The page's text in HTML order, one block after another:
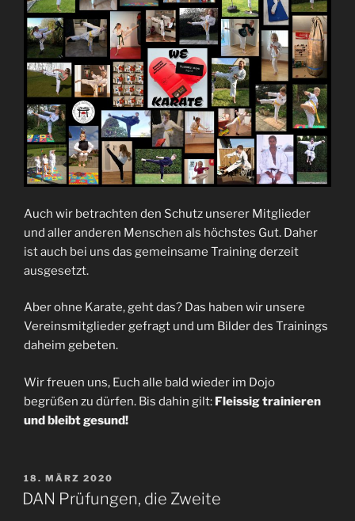
Auch wir betrachten den Schutz unserer Mitglieder
und aller anderen Menschen als höchstes Gut. Daher
ist auch bei uns das gemeinsame Training derzeit
ausgesetzt.
Aber ohne Karate, geht das? Das haben wir unsere
Vereinsmitglieder gefragt und um Bilder des Trainings
daheim gebeten.
Wir freuen uns, Euch alle bald wieder im Dojo
begrüßen zu dürfen. Bis dahin gilt: Fleissig trainieren
und bleibt gesund!
VERÖFFENTLICHT
AM
18. MÄRZ 2020
DAN Prüfungen, die Zweite